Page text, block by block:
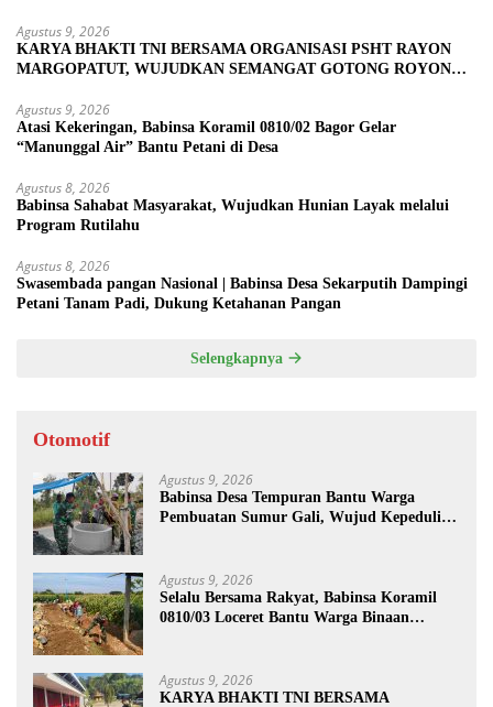
Agustus 9, 2026
KARYA BHAKTI TNI BERSAMA ORGANISASI PSHT RAYON
MARGOPATUT, WUJUDKAN SEMANGAT GOTONG ROYONG
Agustus 9, 2026
Atasi Kekeringan, Babinsa Koramil 0810/02 Bagor Gelar
“Manunggal Air” Bantu Petani di Desa
Agustus 8, 2026
Babinsa Sahabat Masyarakat, Wujudkan Hunian Layak melalui
Program Rutilahu
Agustus 8, 2026
Swasembada pangan Nasional | Babinsa Desa Sekarputih Dampingi
Petani Tanam Padi, Dukung Ketahanan Pangan
Selengkapnya
Otomotif
Agustus 9, 2026
Babinsa Desa Tempuran Bantu Warga
Pembuatan Sumur Gali, Wujud Kepedulian
Agustus 9, 2026
Selalu Bersama Rakyat, Babinsa Koramil
0810/03 Loceret Bantu Warga Binaan
Agustus 9, 2026
KARYA BHAKTI TNI BERSAMA